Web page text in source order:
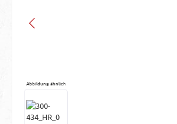
Abbildung ähnlich